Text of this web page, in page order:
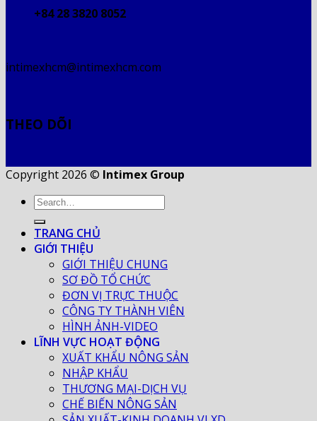
+84 28 3820 8052
intimexhcm@intimexhcm.com
THEO DÕI
Copyright 2026 © Intimex Group
TRANG CHỦ
GIỚI THIỆU
GIỚI THIỆU CHUNG
SƠ ĐỒ TỔ CHỨC
ĐƠN VỊ TRỰC THUỘC
CÔNG TY THÀNH VIÊN
HÌNH ẢNH-VIDEO
LĨNH VỰC HOẠT ĐỘNG
XUẤT KHẨU NÔNG SẢN
NHẬP KHẨU
THƯƠNG MẠI-DỊCH VỤ
CHẾ BIẾN NÔNG SẢN